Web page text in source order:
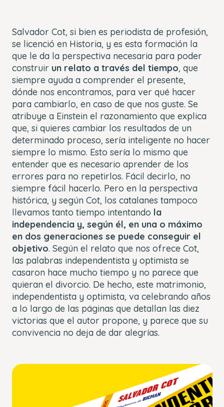
Salvador Cot, si bien es periodista de profesión,
se licenció en Historia, y es esta formación la
que le da la perspectiva necesaria para poder
construir un relato a través del tiempo, que
siempre ayuda a comprender el presente,
dónde nos encontramos, para ver qué hacer
para cambiarlo, en caso de que nos guste. Se
atribuye a Einstein el razonamiento que explica
que, si quieres cambiar los resultados de un
determinado proceso, sería inteligente no hacer
siempre lo mismo. Esto sería lo mismo que
entender que es necesario aprender de los
errores para no repetirlos. Fácil decirlo, no
siempre fácil hacerlo. Pero en la perspectiva
histórica, y según Cot, los catalanes tampoco
llevamos tanto tiempo intentando la
independencia y, según él, en una o máximo
en dos generaciones se puede conseguir el
objetivo. Según el relato que nos ofrece Cot,
las palabras independentista y optimista se
casaron hace mucho tiempo y no parece que
quieran el divorcio. De hecho, este matrimonio,
independentista y optimista, va celebrando años
a lo largo de las páginas que detallan las diez
victorias que el autor propone, y parece que su
convivencia no deja de dar alegrías.